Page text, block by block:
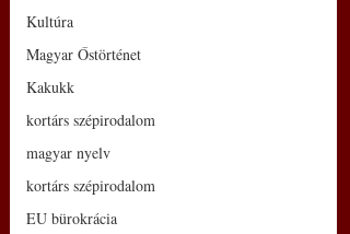
Kultúra
Magyar Őstörténet
Kakukk
kortárs szépirodalom
magyar nyelv
kortárs szépirodalom
EU bürokrácia